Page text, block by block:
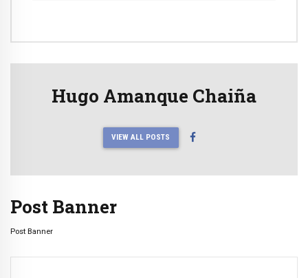
Hugo Amanque Chaiña
VIEW ALL POSTS
Post Banner
Post Banner